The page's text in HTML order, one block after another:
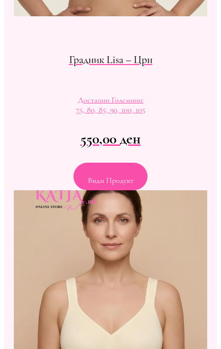
Градник Lisa – Црн
Достапни Големини:
75, 80, 85, 90, 100, 105
550,00ден
Види Продукт